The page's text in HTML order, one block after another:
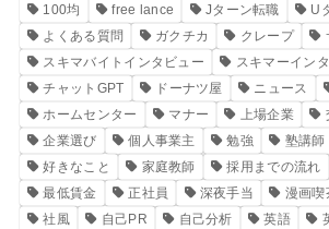
100均 free lance Jターン転職
U
よくある質問
ガクチカ クレープ
スキマバイトインタビュー
スキマーイン
チャットGPT
ドーナツ屋 ニュース
ホームセンター
マナー 上場企業
企業選び
個人事業主 勉強 塾講師
好きなこと
家庭教師 採用までの流れ
最低賃金
正社員 深夜手当 漫画喫
社風
自己PR 自己分析 英語